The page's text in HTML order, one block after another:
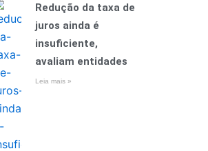
Redução da taxa de
juros ainda é
insuficiente,
avaliam entidades
Leia mais »